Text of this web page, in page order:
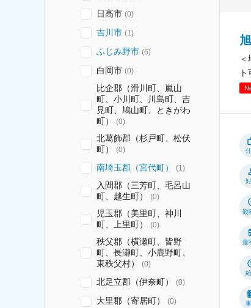
日高市 (0)
吉川市 (1 )
ふじみ野市 (6)
白岡市 (0)
比企郡（滑川町、嵐山
町、小川町、川島町、吉
見町、鳩山町、ときがわ
町）
(0)
北葛飾郡（杉戸町、松伏
町）
(0)
南埼玉郡（宮代町） (1 )
入間郡（三芳町、毛呂山
町、越生町）
(0)
児玉郡（美里町、神川
町、上里町）
(0)
秩父郡（横瀬町、皆野
町、長瀞町、小鹿野町、
東秩父村）
(0)
北足立郡（伊奈町） (0)
大里郡（寄居町） (0)
ト
勤
最